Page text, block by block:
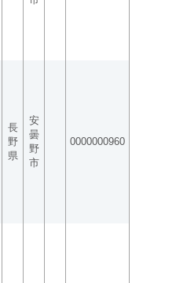
長
野
県
安
曇
野
市
0000000960